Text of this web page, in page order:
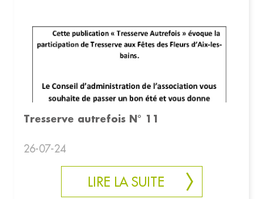
Tresserve autrefois N° 11
26-07-24
LIRE LA SUITE